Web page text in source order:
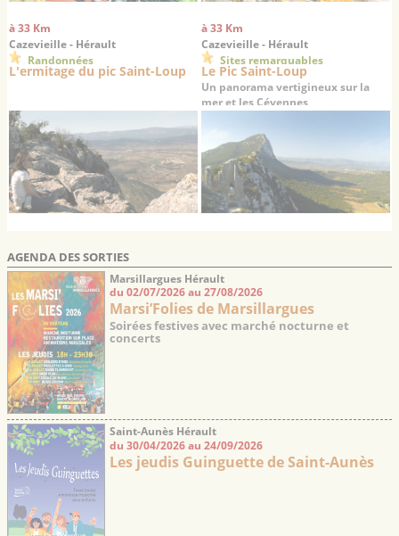
à 33 Km
Cazevieille - Hérault
Randonnées
L'ermitage du pic Saint-Loup
à 33 Km
Cazevieille - Hérault
Sites remarquables
Le Pic Saint-Loup
Un panorama vertigineux sur la
mer et les Cévennes
AGENDA DES SORTIES
Marsillargues Hérault
du 02/07/2026 au 27/08/2026
Marsi’Folies de Marsillargues
Soirées festives avec marché nocturne et
concerts
Saint-Aunès Hérault
du 30/04/2026 au 24/09/2026
Les jeudis Guinguette de Saint-Aunès